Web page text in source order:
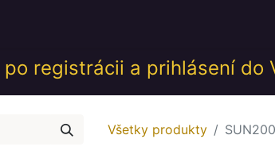
registrácii a prihlásení do
Všetky produkty